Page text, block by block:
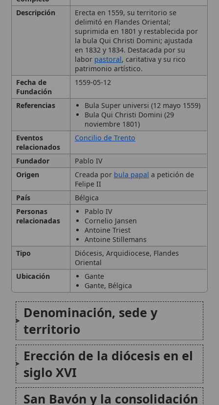
laborpastoral , caritativa y su rico
patrimonio artístico.
1559-05-12
Bula Super universi (12 mayo 1559)
Bula Qui Christi Domini (29
noviembre 1801)
Eventos
relacionados
Concilio de Trento
Fundador Pablo IV
Creada porbula papala petición de
Felipe II
País
Bélgica
Personas
relacionadas
Cornelio Jansen
Antoine Triest
Antoine Stillemans
Diócesis, Arquidiocese, Flandes
Oriental
Ubicación
Gante
Gante, Bélgica
Denominación, sede y
territorio
Erección de la diócesis en el
siglo XVI
San Bavón y la consolidación
del cabildo catedralicio
Cambios eclesiales tras la
crisis política europea
Obispos notables y perfiles
🙏 Bienvenido a Wikitólica
Esta enciclopedia es un recurso privado de referencia sin